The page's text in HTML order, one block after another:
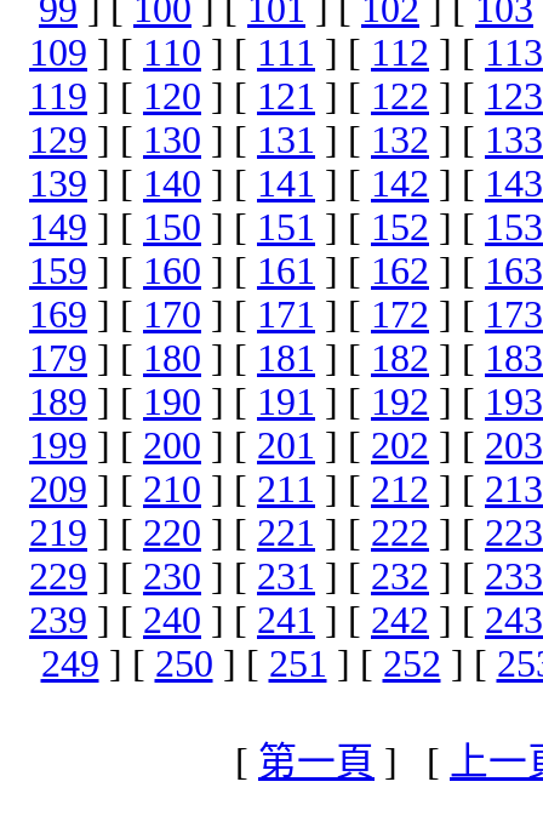
99 ] [ 100 ] [ 101 ] [ 102 ] [ 103
109 ] [ 110 ] [ 111 ] [ 112 ] [ 113
119 ] [ 120 ] [ 121 ] [ 122 ] [ 123
129 ] [ 130 ] [ 131 ] [ 132 ] [ 133
139 ] [ 140 ] [ 141 ] [ 142 ] [ 143
149 ] [ 150 ] [ 151 ] [ 152 ] [ 153
159 ] [ 160 ] [ 161 ] [ 162 ] [ 163
169 ] [ 170 ] [ 171 ] [ 172 ] [ 173
179 ] [ 180 ] [ 181 ] [ 182 ] [ 183
189 ] [ 190 ] [ 191 ] [ 192 ] [ 193
199 ] [ 200 ] [ 201 ] [ 202 ] [ 203
209 ] [ 210 ] [ 211 ] [ 212 ] [ 213
219 ] [ 220 ] [ 221 ] [ 222 ] [ 223
229 ] [ 230 ] [ 231 ] [ 232 ] [ 233
239 ] [ 240 ] [ 241 ] [ 242 ] [ 243
249 ] [ 250 ] [ 251 ] [ 252 ] [
[ 第一頁 ] [ 上一